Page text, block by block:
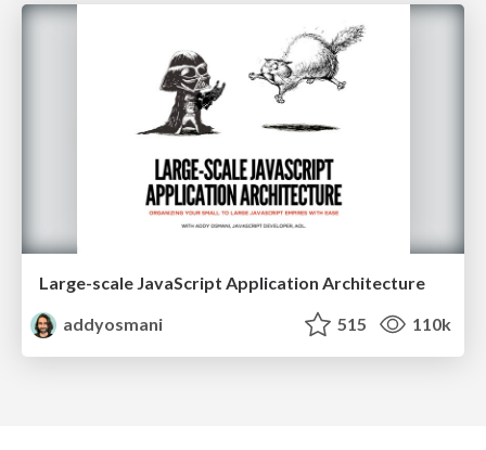
Large-scale JavaScript Application Architecture
addyosmani
515 110k